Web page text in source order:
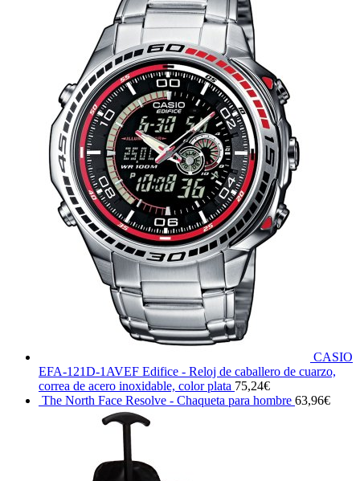
CASIO
EFA-121D-1AVEF Edifice - Reloj de caballero de cuarzo,
correa de acero inoxidable, color plata 75,24€
The North Face Resolve - Chaqueta para hombre 63,96€